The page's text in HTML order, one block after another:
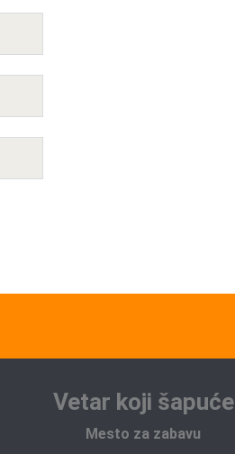
Vetar koji šapuće
Mesto za zabavu